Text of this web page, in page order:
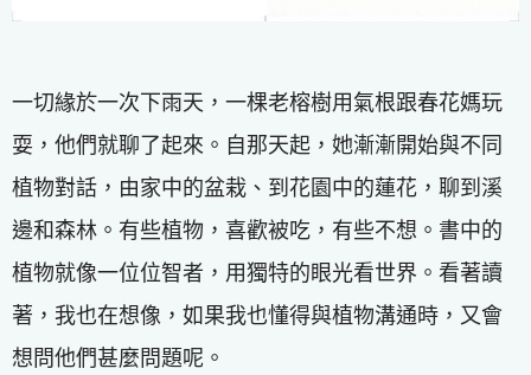
一切緣於一次下雨天，一棵老榕樹用氣根跟春花媽玩
耍，他們就聊了起來。自那天起，她漸漸開始與不同
植物對話，由家中的盆栽、到花園中的蓮花，聊到溪
邊和森林。有些植物，喜歡被吃，有些不想。書中的
植物就像一位位智者，用獨特的眼光看世界。看著讀
著，我也在想像，如果我也懂得與植物溝通時，又會
想問他們甚麼問題呢。